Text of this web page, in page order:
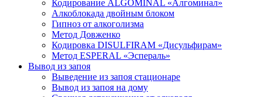
Кодирование ALGOMINAL «Алгоминал»
Алкоблокада двойным блоком
Гипноз от алкоголизма
Метод Довженко
Кодировка DISULFIRAM «Дисульфирам»
Метод ESPERAL «Эспераль»
Вывод из запоя
Выведение из запоя стационаре
Вывод из запоя на дому